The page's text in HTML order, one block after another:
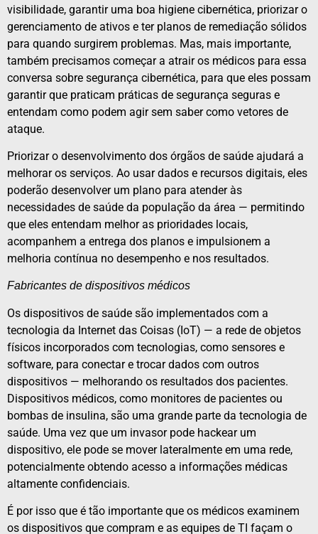
visibilidade, garantir uma boa higiene cibernética, priorizar o
gerenciamento de ativos e ter planos de remediação sólidos
para quando surgirem problemas. Mas, mais importante,
também precisamos começar a atrair os médicos para essa
conversa sobre segurança cibernética, para que eles possam
garantir que praticam práticas de segurança seguras e
entendam como podem agir sem saber como vetores de
ataque.
Priorizar o desenvolvimento dos órgãos de saúde ajudará a
melhorar os serviços. Ao usar dados e recursos digitais, eles
poderão desenvolver um plano para atender às
necessidades de saúde da população da área — permitindo
que eles entendam melhor as prioridades locais,
acompanhem a entrega dos planos e impulsionem a
melhoria contínua no desempenho e nos resultados.
Fabricantes de dispositivos médicos
Os dispositivos de saúde são implementados com a
tecnologia da Internet das Coisas (IoT) — a rede de objetos
físicos incorporados com tecnologias, como sensores e
software, para conectar e trocar dados com outros
dispositivos — melhorando os resultados dos pacientes.
Dispositivos médicos, como monitores de pacientes ou
bombas de insulina, são uma grande parte da tecnologia de
saúde. Uma vez que um invasor pode hackear um
dispositivo, ele pode se mover lateralmente em uma rede,
potencialmente obtendo acesso a informações médicas
altamente confidenciais.
É por isso que é tão importante que os médicos examinem
os dispositivos que compram e as equipes de TI façam o